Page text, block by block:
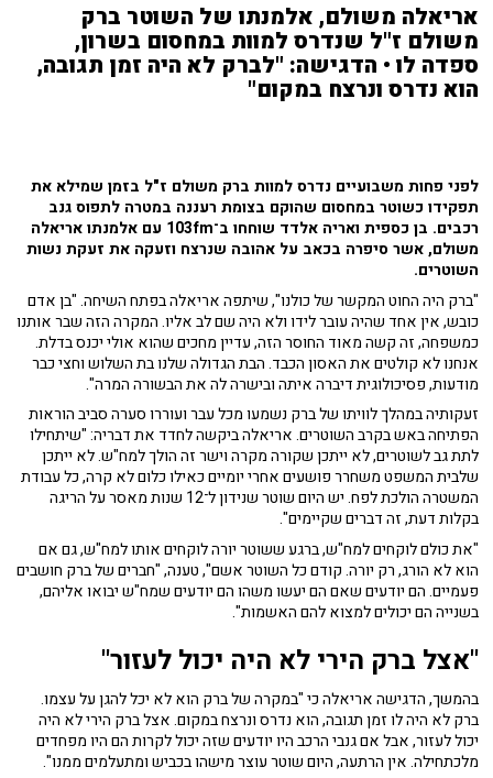
אריאלה משולם, אלמנתו של השוטר ברק
משולם ז"ל שנדרס למוות במחסום בשרון,
ספדה לו • הדגישה: "לברק לא היה זמן תגובה,
הוא נדרס ונרצח במקום"
לפני פחות משבועיים נדרס למוות ברק משולם ז"ל בזמן שמילא את
תפקידו כשוטר במחסום שהוקם בצומת רעננה במטרה לתפוס גנב
רכבים. בן כספית ואריה אלדד שוחחו ב־103fm עם אלמנתו אריאלה
משולם, אשר סיפרה בכאב על אהובה שנרצח וזעקה את זעקת נשות
השוטרים.
"ברק היה החוט המקשר של כולנו", שיתפה אריאלה בפתח השיחה. "בן אדם
כובש, אין אחד שהיה עובר לידו ולא היה שם לב אליו. המקרה הזה שבר אותנו
כמשפחה, זה קשה מאוד החוסר הזה, עדיין מחכים שהוא אולי יכנס בדלת.
אנחנו לא קולטים את האסון הכבד. הבת הגדולה שלנו בת השלוש וחצי כבר
מודעות, פסיכולוגית דיברה איתה ובישרה לה את הבשורה המרה".
זעקותיה במהלך לוויתו של ברק נשמעו מכל עבר ועוררו סערה סביב הוראות
הפתיחה באש בקרב השוטרים. אריאלה ביקשה לחדד את דבריה: "שיתחילו
לתת גב לשוטרים, לא ייתכן שקורה מקרה וישר זה הולך למח"ש. לא ייתכן
שלבית המשפט משחרר פושעים אחרי יומיים כאילו כלום לא קרה, כל עבודת
המשטרה הולכת לפח. יש היום שוטר שנידון ל־12 שנות מאסר על הריגה
בקלות דעת, זה דברים שקיימים".
"את כולם לוקחים למח"ש, ברגע ששוטר יורה לוקחים אותו למח"ש, גם אם
הוא לא הורג, רק יורה. קודם כל השוטר אשם", טענה, "חברים של ברק חושבים
פעמיים. הם יודעים שאם הם יעשו משהו הם יודעים שמח"ש יבואו אליהם,
בשנייה הם יכולים למצוא להם האשמות".
"אצל ברק הירי לא היה יכול לעזור"
בהמשך, הדגישה אריאלה כי "במקרה של ברק הוא לא יכל להגן על עצמו.
ברק לא היה לו זמן תגובה, הוא נדרס ונרצח במקום. אצל ברק הירי לא היה
יכול לעזור, אבל אם גנבי הרכב היו יודעים שזה יכול לקרות הם היו מפחדים
מלכתחילה. אין הרתעה, היום שוטר עוצר מישהו בכביש ומתעלמים ממנו".